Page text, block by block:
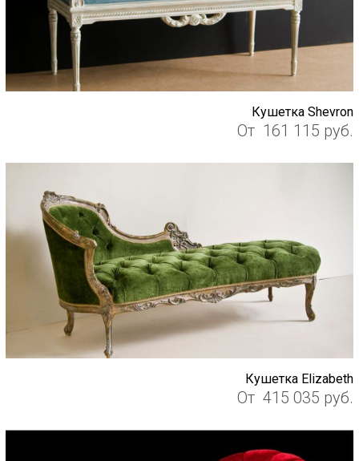
Кушетка Shevron
От 161 115 руб.
Кушетка Elizabeth
От 415 035 руб.